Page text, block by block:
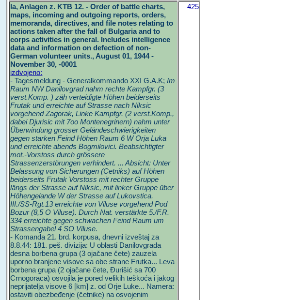
la, Anlagen z. KTB 12. - Order of battle charts,
maps, incoming and outgoing reports, orders,
memoranda, directives, and file notes relating to
actions taken after the fall of Bulgaria and to
corps activities in general. Includes intelligence
data and information on defection of non-
German volunteer units., August 01, 1944 -
November 30, -0001
izdvojeno:
-Tagesmeldung - Generalkommando XXI G.A.K; Im
Raum NW Danilovgrad nahm rechte Kampfgr. (3
verst.Komp. ) zäh verteidigte Höhen beiderseits
Frutak und erreichte auf Strasse nach Niksic
vorgehend Zagorak, Linke Kampfgr. (2 verst.Komp.,
dabei Djurisic mit 7oo Montenegrinern) nahm unter
Überwindung grosser Geländeschwierigkeiten
gegen starken Feind Höhen Raum 6 W Orja Luka
und erreichte abends Bogmilovici. Beabsichtigter
mot.-Vorstoss durch grössere
Strassenzerstörungen verhindert. ... Absicht: Unter
Belassung von Sicherungen (Cetniks) auf Höhen
beiderseits Frutak Vorstoss mit rechter Gruppe
längs der Strasse auf Niksic, mit linker Gruppe über
Höhengelande W der Strasse auf Lukovstica.
III./SS-Rgt.13 erreichte von Viluse vorgehend Pod
Bozur (8,5 O Viluse). Durch Nat. verstärkte 5./F.R.
334 erreichte gegen schwachen Feind Raum um
Strassengabel 4 SO Viluse.
- Komanda 21. brd. korpusa, dnevni izveštaj za
8.8.44: 181. peš. divizija: U oblasti Danilovgrada
desna borbena grupa (3 ojačane čete) zauzela
uporno branjene visove sa obe strane Frutka... Leva
borbena grupa (2 ojačane čete, Đurišić sa 700
Crnogoraca) osvojila je pored velikih teškoća i jakog
neprijatelja visove 6 [km] z. od Orje Luke... Namera:
ostaviti obezbeđenje (četnike) na osvojenim
425